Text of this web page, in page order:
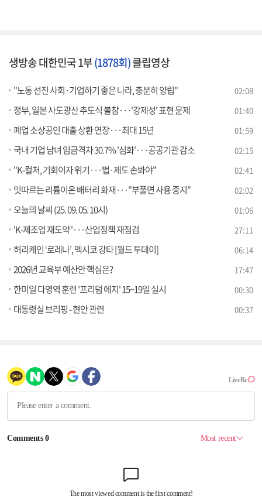
생방송 대한민국 1부(1878회)클립영상
"노동 선진 사회·기업하기 좋은 나라, 충분히 양립" 02:08
정부, 일본 사도광산 추도식 불참···'강제성' 표현 문제 01:40
폐업 소상공인 대출 상환 연장···최대 15년 01:59
국내 기업 남녀 임금격차 30.7% '심화'···공공기관 감소 02:15
"K-컬처, 기회이자 위기···법·제도 손봐야" 02:41
잇따르는 리튬이온 배터리 화재···"부풀면 사용 중지" 02:02
오늘의 날씨 (25. 09. 05. 10시) 01:06
'K-제조업 재도약 '···산업정책 재점검 27:11
허리케인 ‘로레나’, 멕시코 강타 [월드 투데이] 06:14
2026년 교육부 예산안 핵심은? 17:47
한미일 다영역 훈련 '프리덤 에지' 15~19일 실시 00:30
대통령실 브리핑 - 현안 관련 00:37